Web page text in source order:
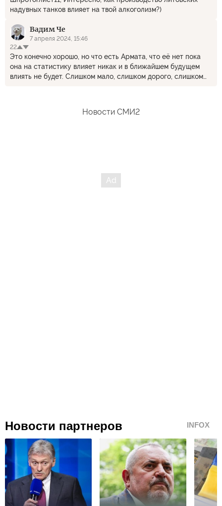
надувных танков влияет на твой алкоголизм?)
Вадим Че
7 апреля 2024, 15:46
22
Это конечно хорошо, но что есть Армата, что её нет пока
она на статистику влияет никак и в ближайшем будущем
влиять не будет. Слишком мало, слишком дорого, слишком
этом Армату даже близко к фронту не подпускают, чтобы
только в дорогостоящую груду металлолома.
Новости СМИ2
Новости партнеров INFOX